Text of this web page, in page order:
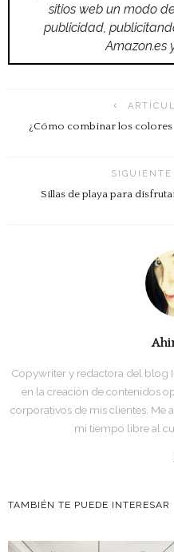
sitios web un modo
publicidad,
Amazon.es
¿Cómo combinar los colores
Sillas de playa para
Copywriter y redactora del blog
en la creación de contenidos
corporativos de mis clientes. Me
mi tiempo libre al
TAMBIÉN TE PUEDE INTERESAR